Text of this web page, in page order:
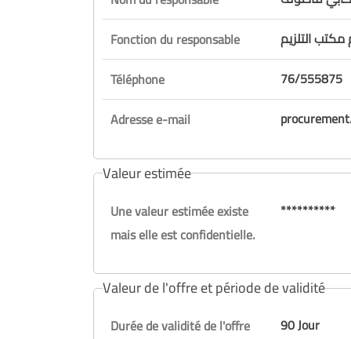
Fonction du responsable
التلزيم
Téléphone
76/555875
Adresse e-mail
Valeur estimée
Une valeur estimée existe
mais elle est confidentielle.
**********
Valeur de l'offre et période de validité
Durée de validité de l'offre
90 Jour